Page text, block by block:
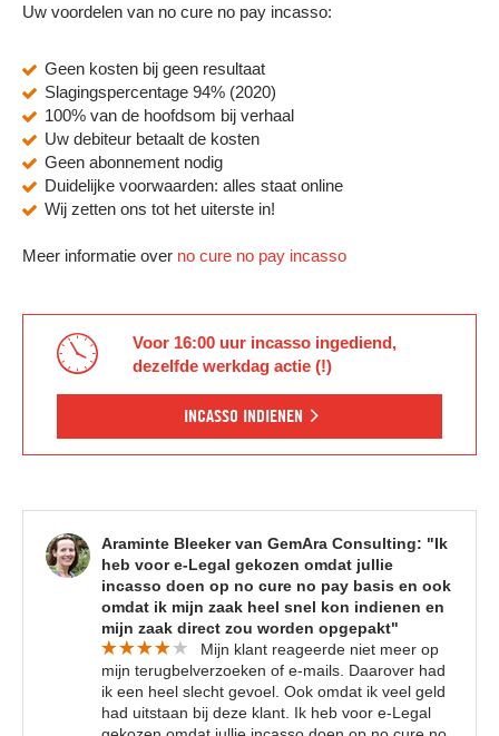
Uw voordelen van no cure no pay incasso:
Geen kosten bij geen resultaat
Slagingspercentage 94% (2020)
100% van de hoofdsom bij verhaal
Uw debiteur betaalt de kosten
Geen abonnement nodig
Duidelijke voorwaarden: alles staat online
Wij zetten ons tot het uiterste in!
Meer informatie over no cure no pay incasso
Voor 16:00 uur incasso ingediend,
dezelfde werkdag actie (!)
INCASSO INDIENEN
Araminte Bleeker van GemAra Consulting: "Ik
heb voor e-Legal gekozen omdat jullie
incasso doen op no cure no pay basis en ook
omdat ik mijn zaak heel snel kon indienen en
mijn zaak direct zou worden opgepakt"
Mijn klant reageerde niet meer op
mijn terugbelverzoeken of e-mails. Daarover had
ik een heel slecht gevoel. Ook omdat ik veel geld
had uitstaan bij deze klant. Ik heb voor e-Legal
BEL ONS VOOR GRATIS INCASSO
ADVIES
Bel ons gerust als u met een wanbetaler in
uw maag zit. Dan bespreken wij samen de
In 1 minuut doorverbonden
met een
incasso advocaat